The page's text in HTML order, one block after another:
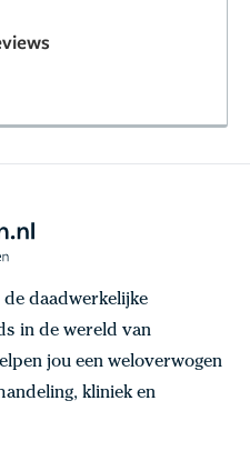
daadwerkelijke
in de wereld van
jou een weloverwogen
kliniek en